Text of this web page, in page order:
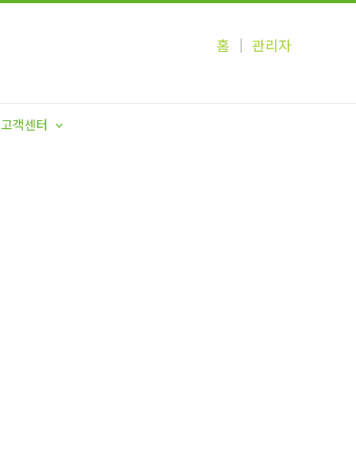
홈 │ 관리자
고객센터